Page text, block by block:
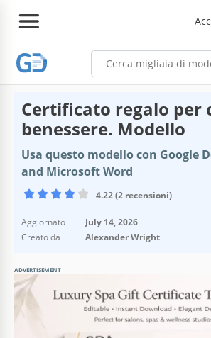
Certificato regalo per
benessere. Modello
Usa questo modello con Google
and Microsoft Word
4.22 (2 recensioni)
Aggiornato
July 14, 2026
Creato da
Alexander Wright
ADVERTISEMENT